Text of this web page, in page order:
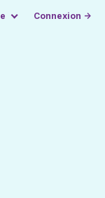
Connexion →